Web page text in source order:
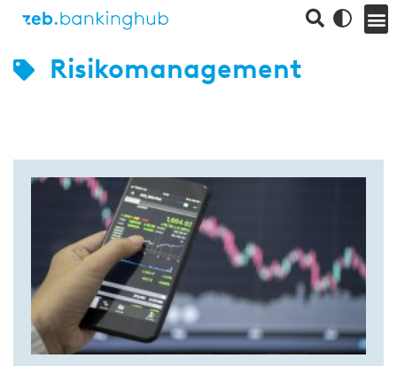
Risikomanagement